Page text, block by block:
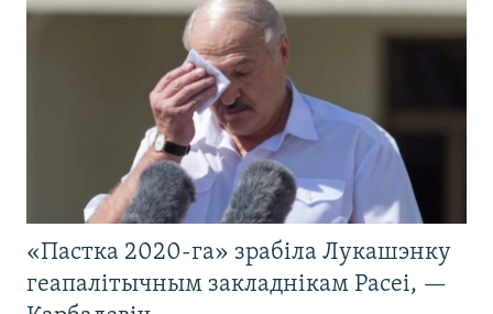
«Пастка 2020-га» зрабіла Лукашэнку
геапалітычным закладнікам Расеі, —